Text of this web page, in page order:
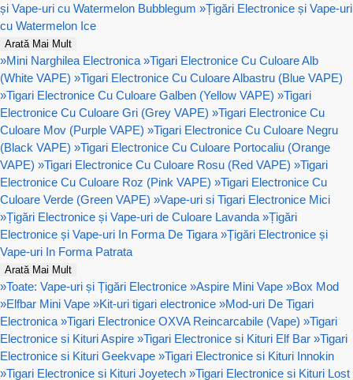
și Vape-uri cu Watermelon Bubblegum »Țigări Electronice și Vape-uri
cu Watermelon Ice
Arată Mai Mult
»Mini Narghilea Electronica »Tigari Electronice Cu Culoare Alb
(White VAPE) »Tigari Electronice Cu Culoare Albastru (Blue VAPE)
»Tigari Electronice Cu Culoare Galben (Yellow VAPE) »Tigari
Electronice Cu Culoare Gri (Grey VAPE) »Tigari Electronice Cu
Culoare Mov (Purple VAPE) »Tigari Electronice Cu Culoare Negru
(Black VAPE) »Tigari Electronice Cu Culoare Portocaliu (Orange
VAPE) »Tigari Electronice Cu Culoare Rosu (Red VAPE) »Tigari
Electronice Cu Culoare Roz (Pink VAPE) »Tigari Electronice Cu
Culoare Verde (Green VAPE) »Vape-uri si Tigari Electronice Mici
»Țigări Electronice și Vape-uri de Culoare Lavanda »Țigări
Electronice și Vape-uri In Forma De Tigara »Țigări Electronice și
Vape-uri In Forma Patrata
Arată Mai Mult
»Toate: Vape-uri și Țigări Electronice »Aspire Mini Vape »Box Mod
»Elfbar Mini Vape »Kit-uri tigari electronice »Mod-uri De Tigari
Electronica »Tigari Electronice OXVA Reincarcabile (Vape) »Tigari
Electronice si Kituri Aspire »Tigari Electronice si Kituri Elf Bar »Tigari
Electronice si Kituri Geekvape »Tigari Electronice si Kituri Innokin
»Tigari Electronice si Kituri Joyetech »Tigari Electronice si Kituri Lost